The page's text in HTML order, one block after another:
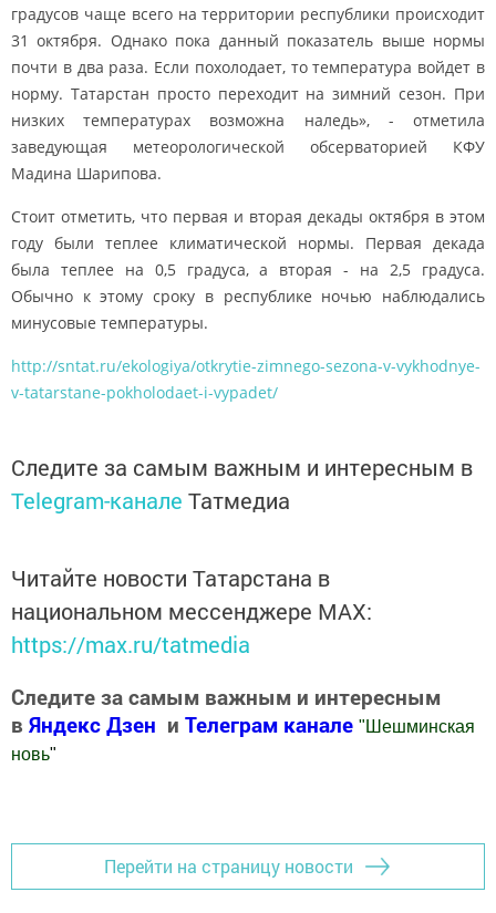
градусов чаще всего на территории республики происходит
31 октября. Однако пока данный показатель выше нормы
почти в два раза. Если похолодает, то температура войдет в
норму. Татарстан просто переходит на зимний сезон. При
низких температурах возможна наледь», - отметила
заведующая метеорологической обсерваторией КФУ
Мадина Шарипова.
Стоит отметить, что первая и вторая декады октября в этом
году были теплее климатической нормы. Первая декада
была теплее на 0,5 градуса, а вторая - на 2,5 градуса.
Обычно к этому сроку в республике ночью наблюдались
минусовые температуры.
http://sntat.ru/ekologiya/otkrytie-zimnego-sezona-v-vykhodnye-
v-tatarstane-pokholodaet-i-vypadet/
Следите за самым важным и интересным в
Telegram-канале Татмедиа
Читайте новости Татарстана в
национальном мессенджере MАХ:
https://max.ru/tatmedia
Следите за самым важным и интересным
в Яндекс Дзен и Телеграм канале " Шешминская
новь"
Перейти на страницу новости